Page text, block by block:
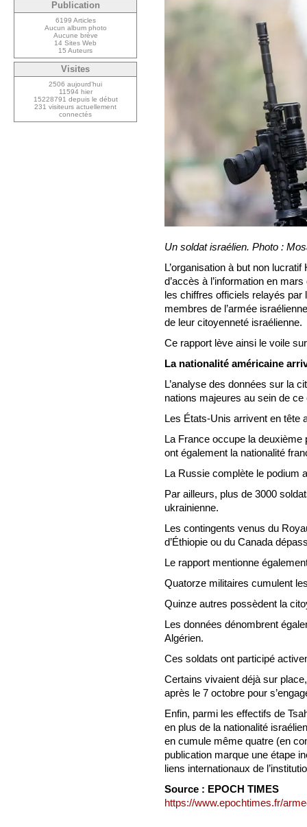
Un soldat israélien. Photo :
L’organisation à but non
d’accès à l’information en
les chiffres officiels relayés par
membres de l’armée
de leur citoyenneté israélienne.
Ce rapport lève ainsi le voile
La nationalité américaine
L’analyse des données sur la
nations majeures au sein de ce
Les États-Unis arrivent en tête
La France occupe la deuxième
ont également la nationalité
La Russie complète le podium
Par ailleurs, plus de 3000
ukrainienne.
Les contingents venus du
d’Éthiopie ou du Canada
Le rapport mentionne
Quatorze militaires cumulent
Quinze autres possèdent la
Les données dénombrent
Algérien.
Ces soldats ont participé
Certains vivaient déjà sur
après le 7 octobre pour
Enfin, parmi les effectifs de
en plus de la nationalité
en cumule même quatre (en
publication marque une étape
liens internationaux de
Source : EPOCH TIMES
https://www.epochtimes.fr/
Publication
6199 Articles
Aucun album photo
Aucune brève
14 Sites Web
15 Auteurs
Visites
2506 aujourd’hui
11594 hier
15228791 depuis le début
231 visiteurs actuellement
connectés